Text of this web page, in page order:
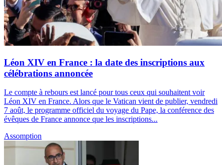
Léon XIV en France : la date des inscriptions aux
célébrations annoncée
Le compte à rebours est lancé pour tous ceux qui souhaitent voir
Léon XIV en France. Alors que le Vatican vient de publier, vendredi
7 août, le programme officiel du voyage du Pape, la conférence des
évêques de France annonce que les inscriptions...
Assomption